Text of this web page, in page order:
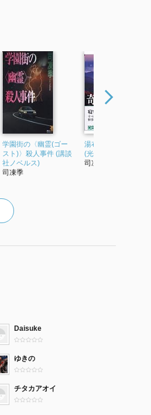
学園街の〈幽霊(ゴー
スト)〉殺人事件 (講談
社ノベルス)
司凍季
湯布院の奇妙な下宿屋
(光文社文庫 つ-9-5)
司凍季
Daisuke
ゆきの
チタカアオイ